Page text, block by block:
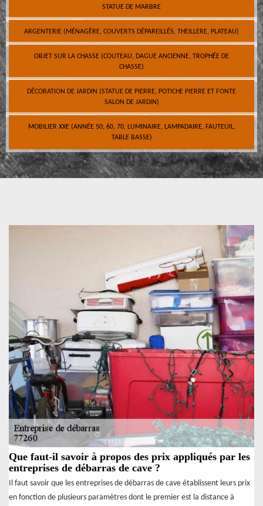
STATUE DE MARBRE
ARGENTERIE (MÉNAGÈRE, COUVERTS DÉPAREILLÉS, THEILLERE, PLATEAU)
OBJET SUR LA CHASSE (COUTEAU, DAGUE ANCIENNE, TROPHÉE DE
CHASSE)
DÉCORATION DE JARDIN (STATUE DE PIERRE, POTICHE PIERRE ET FONTE
SALON DE JARDIN)
MOBILIER XXE (ANNÉE 50, 60, 70, LUMINAIRE, LAMPADAIRE, FAUTEUIL,
TABLE BASSE)
Que faut-il savoir à propos des prix appliqués par les
entreprises de débarras de cave ?
Il faut savoir que les entreprises de débarras de cave établissent leurs prix
en fonction de plusieurs paramètres dont le premier est la distance à